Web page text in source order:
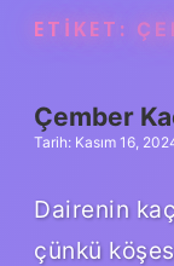
ETIKET:
Çember
Tarih: Kasım 16,
Dairenin
çünkü